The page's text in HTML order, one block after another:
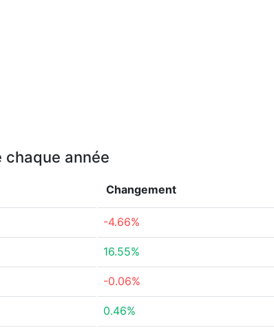
chaque année
Changement
-4.66%
16.55%
-0.06%
0.46%